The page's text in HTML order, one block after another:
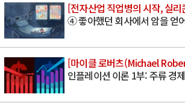
[전자산업 직업병의 시작, 실
④ 좋아했던 회사에서 암을 얻
[마이클 로버츠(Michael
인플레이션 이론 1부: 주류 경